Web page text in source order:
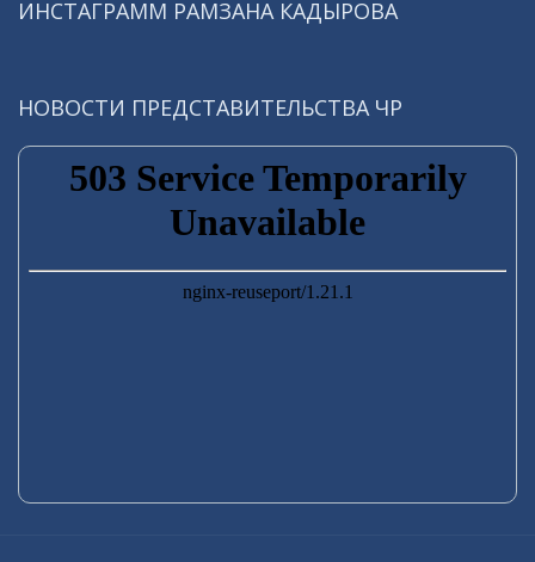
ИНСТАГРАММ РАМЗАНА КАДЫРОВА
НОВОСТИ ПРЕДСТАВИТЕЛЬСТВА ЧР